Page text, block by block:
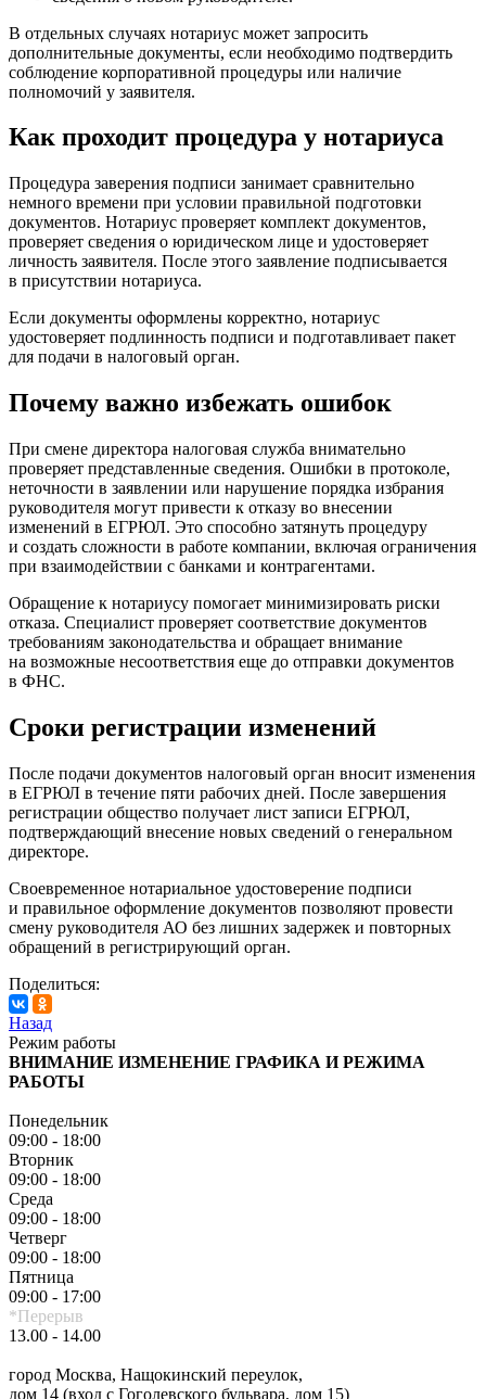
В отдельных случаях нотариус может запросить
дополнительные документы, если необходимо подтвердить
соблюдение корпоративной процедуры или наличие
полномочий у заявителя.
Как проходит процедура у нотариуса
Процедура заверения подписи занимает сравнительно
немного времени при условии правильной подготовки
документов. Нотариус проверяет комплект документов,
проверяет сведения о юридическом лице и удостоверяет
личность заявителя. После этого заявление подписывается
в присутствии нотариуса.
Если документы оформлены корректно, нотариус
удостоверяет подлинность подписи и подготавливает пакет
для подачи в налоговый орган.
Почему важно избежать ошибок
При смене директора налоговая служба внимательно
проверяет представленные сведения. Ошибки в протоколе,
неточности в заявлении или нарушение порядка избрания
руководителя могут привести к отказу во внесении
изменений в ЕГРЮЛ. Это способно затянуть процедуру
и создать сложности в работе компании, включая ограничения
при взаимодействии с банками и контрагентами.
Обращение к нотариусу помогает минимизировать риски
отказа. Специалист проверяет соответствие документов
требованиям законодательства и обращает внимание
на возможные несоответствия еще до отправки документов
в ФНС.
Сроки регистрации изменений
После подачи документов налоговый орган вносит изменения
в ЕГРЮЛ в течение пяти рабочих дней. После завершения
регистрации общество получает лист записи ЕГРЮЛ,
подтверждающий внесение новых сведений о генеральном
директоре.
Своевременное нотариальное удостоверение подписи
и правильное оформление документов позволяют провести
смену руководителя АО без лишних задержек и повторных
обращений в регистрирующий орган.
Поделиться:
Назад
Режим работы
ВНИМАНИЕ ИЗМЕНЕНИЕ ГРАФИКА И РЕЖИМА
РАБОТЫ
Понедельник
09:00 - 18:00
Вторник
09:00 - 18:00
Среда
09:00 - 18:00
Четверг
09:00 - 18:00
Пятница
09:00 - 17:00
*Перерыв
13.00 - 14.00
город Москва, Нащокинский переулок,
дом 14 (вход с Гоголевского бульвара, дом 15)